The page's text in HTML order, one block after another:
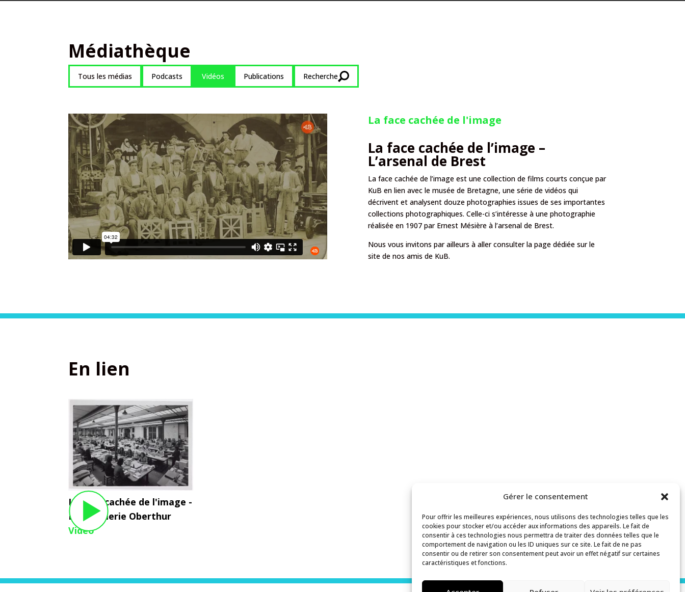
Gérer le consentement
Pour offrir les meilleures expériences, nous utilisons des technologies telles que les
cookies pour stocker et/ou accéder aux informations des appareils. Le fait de
consentir à ces technologies nous permettra de traiter des données telles que le
comportement de navigation ou les ID uniques sur ce site. Le fait de ne pas
consentir ou de retirer son consentement peut avoir un effet négatif sur certaines
caractéristiques et fonctions.
Médiathèque
Tous les médias Podcasts Vidéos Publications Recherche
La face cachée de l'image
La face cachée de l’image –
L’arsenal de Brest
La face cachée de l’image est une collection de films courts conçue par
KuB en lien avec le musée de Bretagne, une série de vidéos qui
décrivent et analysent douze photographies issues de ses importantes
collections photographiques. Celle-ci s’intéresse à une photographie
réalisée en 1907 par Ernest Mésière à l’arsenal de Brest.
Nous vous invitons par ailleurs à allerconsulter la page dédiée sur le
site de nos amis de KuB.
En lien
La face cachée de l'image -
L'imprimerie Oberthur
Vidéo